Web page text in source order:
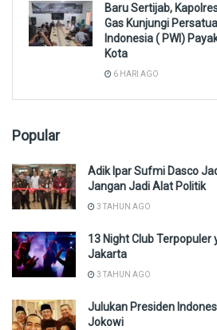
Baru Sertijab,
Gas Kunjungi
Indonesia ( PWI)
Kota
6 HARI AGO
Popular
Adik Ipar Sufmi Dasco
Jangan Jadi Alat Politik
3 TAHUN AGO
13 Night Club Terpopuler
Jakarta
3 TAHUN AGO
Julukan Presiden
Jokowi